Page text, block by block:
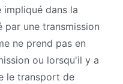
dans la
une transmission
ne prend pas en
ou lorsqu'il y a
le transport de